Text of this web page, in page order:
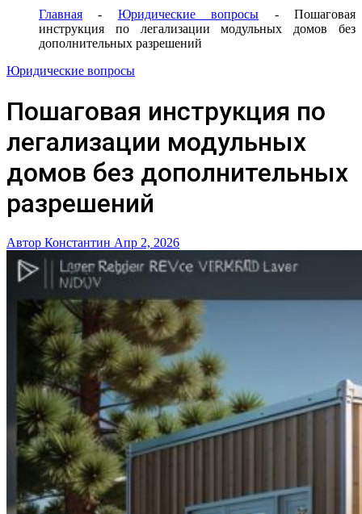
Главная - Юридические вопросы -Пошаговая
инструкция по легализации модульных домов без
дополнительных разрешений
Юридические вопросы
Пошаговая инструкция по
легализации модульных
домов без дополнительных
разрешений
Автор Константин Апр 2, 2026